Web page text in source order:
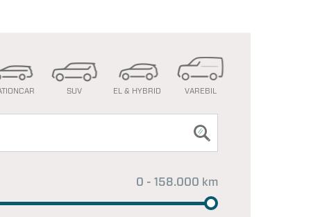
SUV EL & HYBRID VAREBIL
0 - 158.000 km